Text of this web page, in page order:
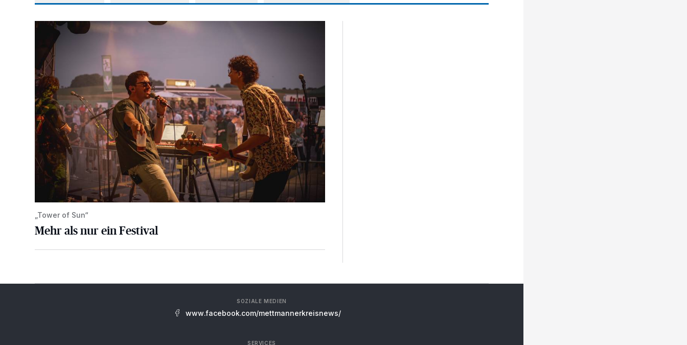
Mehr als nur ein Festival
„Tower of Sun“
Mehr als nur ein Festival
SOZIALE MEDIEN
www.facebook.com/mettmannerkreisnews/
SERVICES